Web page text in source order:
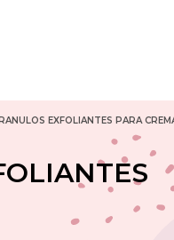
EXFOLIANTES PARA